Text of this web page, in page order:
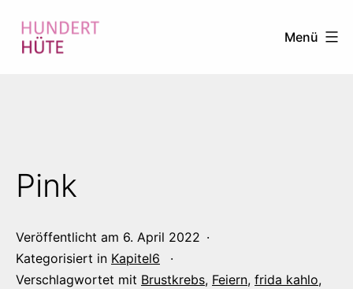
Inhalt
Menü
Pink
Veröffentlicht am 6. April 2022
Kategorisiert in Kapitel6
Verschlagwortet mit Brustkrebs, Feiern, frida kahlo,